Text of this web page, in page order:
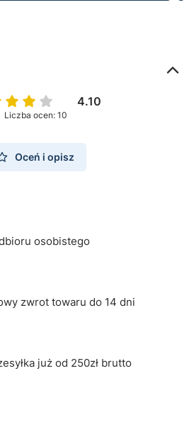
4.10
Liczba ocen: 10
Oceń i opisz
osobistego
zwrot towaru do 14 dni
już od 250zł brutto